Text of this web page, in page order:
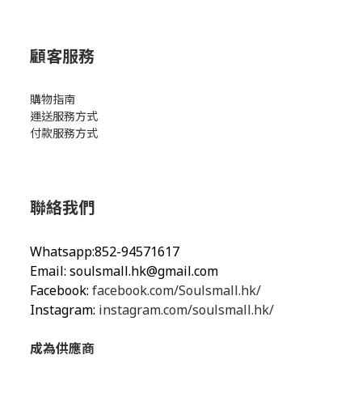
顧客服務
購物指南
運送服務方式
付款服務方式
聯絡我們
Whatsapp:852-94571617
Email: soulsmall.hk@gmail.com
Facebook: facebook.com/Soulsmall.hk/
Instagram: instagram.com/soulsmall.hk/
成為供應商